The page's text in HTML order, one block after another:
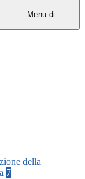
Menu di
della
7